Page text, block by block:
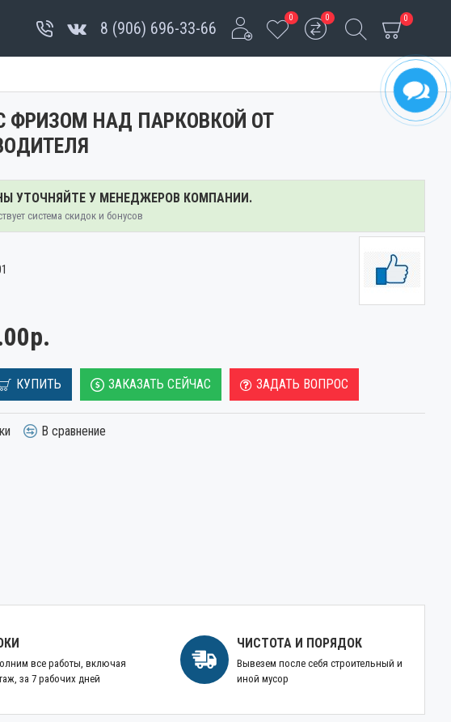
8 (906) 696-33-66
0 0 0
ФРИЗОМ НАД ПАРКОВКОЙ ОТ
УТОЧНЯЙТЕ У МЕНЕДЖЕРОВ КОМПАНИИ.
система скидок и бонусов
КУПИТЬ ЗАКАЗАТЬ СЕЙЧАС ЗАДАТЬ ВОПРОС
В сравнение
все работы, включая
за 7 рабочих дней
ЧИСТОТА И ПОРЯДОК
Вывезем после себя строительный и
иной мусор